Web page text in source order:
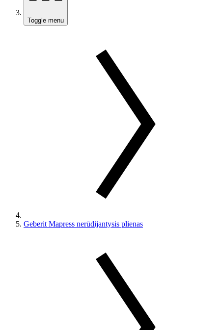
Toggle menu
Geberit Mapress nerūdijantysis plienas